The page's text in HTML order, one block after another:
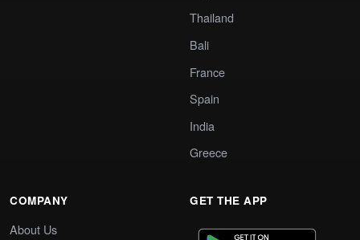
Thailand
Bali
France
Spain
India
Greece
COMPANY
About Us
GET THE APP